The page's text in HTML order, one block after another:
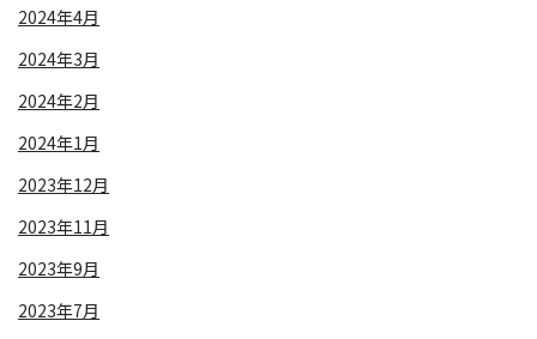
2024年4月
2024年3月
2024年2月
2024年1月
2023年12月
2023年11月
2023年9月
2023年7月